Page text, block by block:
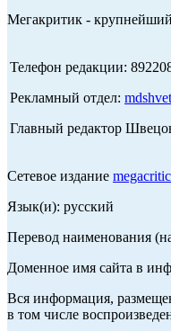
Мегакритик - крупнейший
Телефон редакции:
Рекламный отдел:
Главный редактор
Сетевое издание
Язык(и): русский
Перевод наименования
Доменное имя сайта в
Вся информация,
в том числе